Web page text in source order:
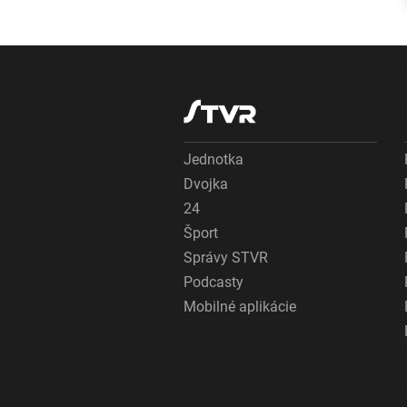
Jednotka
Dvojka
24
Šport
Správy STVR
Podcasty
Mobilné aplikácie